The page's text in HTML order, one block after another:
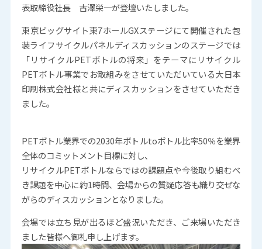
表取締役社長 古澤栄一が登壇いたしました。
東京ビッグサイト東7ホールGXステージにて開催された包
装ライフサイクルパネルディスカッションのステージでは
「リサイクルPETボトルの将来」をテーマにリサイクル
PETボトル事業でお取組みをさせていただいている大日本
印刷株式会社様と共にディスカッションをさせていただき
ました。
PETボトル業界での2030年ボトルtoボトル比率50％を業界
全体のコミットメント目標に対し、
リサイクルPETボトルならではの課題点や今後取り組むべ
き課題を中心に約1時間、会場からの質疑応答も織り交ぜな
がらのディスカッションとなりました。
会場では立ち見が出るほど盛況いただき、ご来場いただき
ました皆様へ御礼申し上げます。